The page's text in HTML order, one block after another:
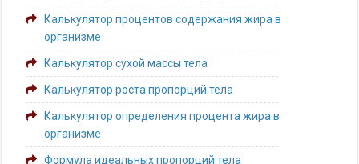
Калькулятор процентов содержания жира в
организме
Калькулятор сухой массы тела
Калькулятор роста пропорций тела
Калькулятор определения процента жира в
организме
Формула идеальных пропорций тела